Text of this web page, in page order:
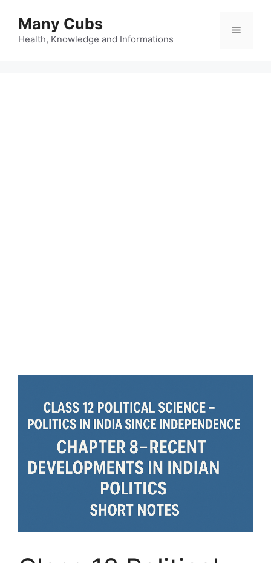
Many Cubs
Health, Knowledge and Informations